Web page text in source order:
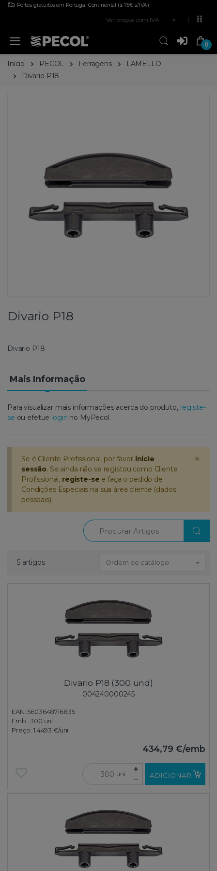
Portes gratuitos em Portugal Continental (≥ 75€ s/IVA)
Ver preços com IVA
0
Início PECOL Ferragens
LAMELLO
Divario P18
Divario P18
Divario P18
Mais Informação
Para visualizar mais informações acerca do produto, registe-
se ou efetue login no MyPecol.
×
Se é Cliente Profissional, por favor inicie
sessão. Se ainda não se registou como Cliente
Profissional, registe-se e faça o pedido de
Condições Especiais na sua área cliente (dados
pessoais).
Procurar
5 artigos Ordem de catálogo
Divario P18 (300 und)
004240000245
EAN: 5603648716835
Emb.: 300 uni
Preço: 1,4493 €/uni
434,79 €/emb
uni ADICIONAR